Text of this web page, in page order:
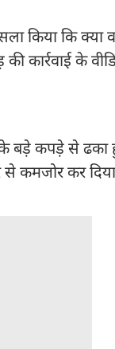
किया कि क्या
कार्रवाई के
के बड़े कपड़े से
कमजोर कर